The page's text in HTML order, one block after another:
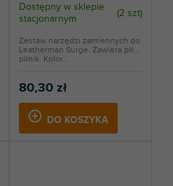
Dostępny w sklepie
stacjonarnym
(2 szt)
80,30 zł
DO KOSZYKA
Zestaw narzędzi zamiennych do
Leatherman Surge. Zawiera piłę i
pilnik. Kolor...